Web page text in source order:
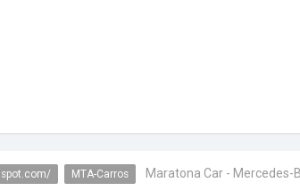
MTA-Carros Maratona Car - Mercedes-